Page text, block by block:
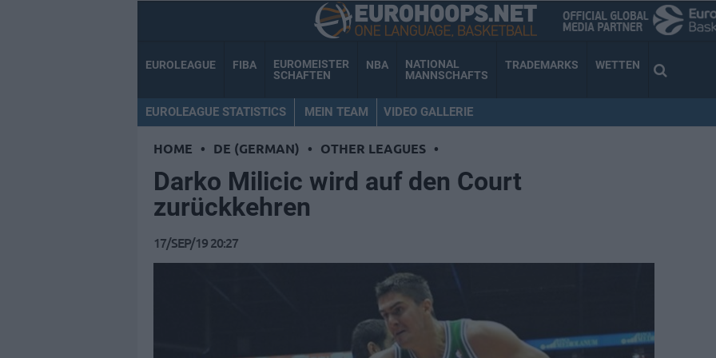
EUROLEAGUE FIBA
EUROMEISTER
SCHAFTEN
NBA
NATIONAL
MANNSCHAFTS
TRADEMARKS WETTEN
EUROLEAGUE STATISTICS MEIN TEAM VIDEO GALLERIE
HOME • DE (GERMAN) • OTHER LEAGUES •
Darko Milicic wird auf den Court
zurückkehren
17/SEP/19 20:27